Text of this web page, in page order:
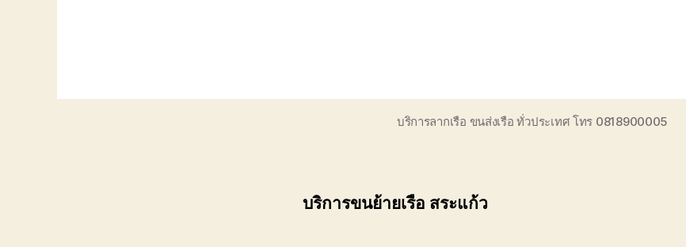
บริการลากเรือ ขนส่งเรือ ทั่วประเทศ โทร 0818900005
บริการขนย้ายเรือ สระแก้ว